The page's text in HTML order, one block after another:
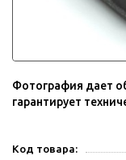
Фотография дает
гарантирует
Код товара: